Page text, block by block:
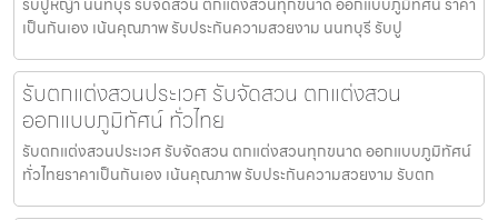
เป็นกันเอง เน้นคุณภาพ รับประกันความสวยงาม นนทบุรี รับปู
รับตกแต่งสวนประเวศ รับจัดสวน ตกแต่งสวน
ออกแบบภูมิทัศน์ ทั่วไทย
รับตกแต่งสวนประเวศ รับจัดสวน ตกแต่งสวนทุกขนาด ออกแบบภูมิทัศน์
ทั่วไทยราคาเป็นกันเอง เน้นคุณภาพ รับประกันความสวยงาม รับตก